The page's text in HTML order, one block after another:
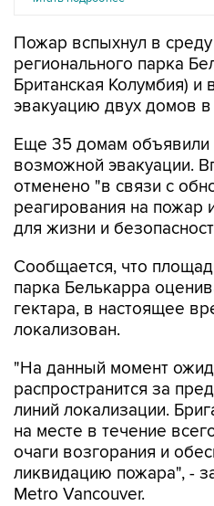
Пожар вспыхнул в
регионального парка
Британская Колумбия) и
эвакуацию двух домов
Еще 35 домам
возможной эвакуации.
отменено "в связи с
реагирования на пожар
для жизни и
Сообщается, что
парка Белькарра
гектара, в настоящее
локализован.
"На данный момент
распространится за
линий локализации.
на месте в течение
очаги возгорания и
ликвидацию пожара", -
Metro Vancouver.